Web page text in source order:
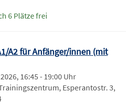
6 Plätze frei
A2 für Anfänger/innen (mit
16:45 - 19:00 Uhr
Esperantostr. 3,